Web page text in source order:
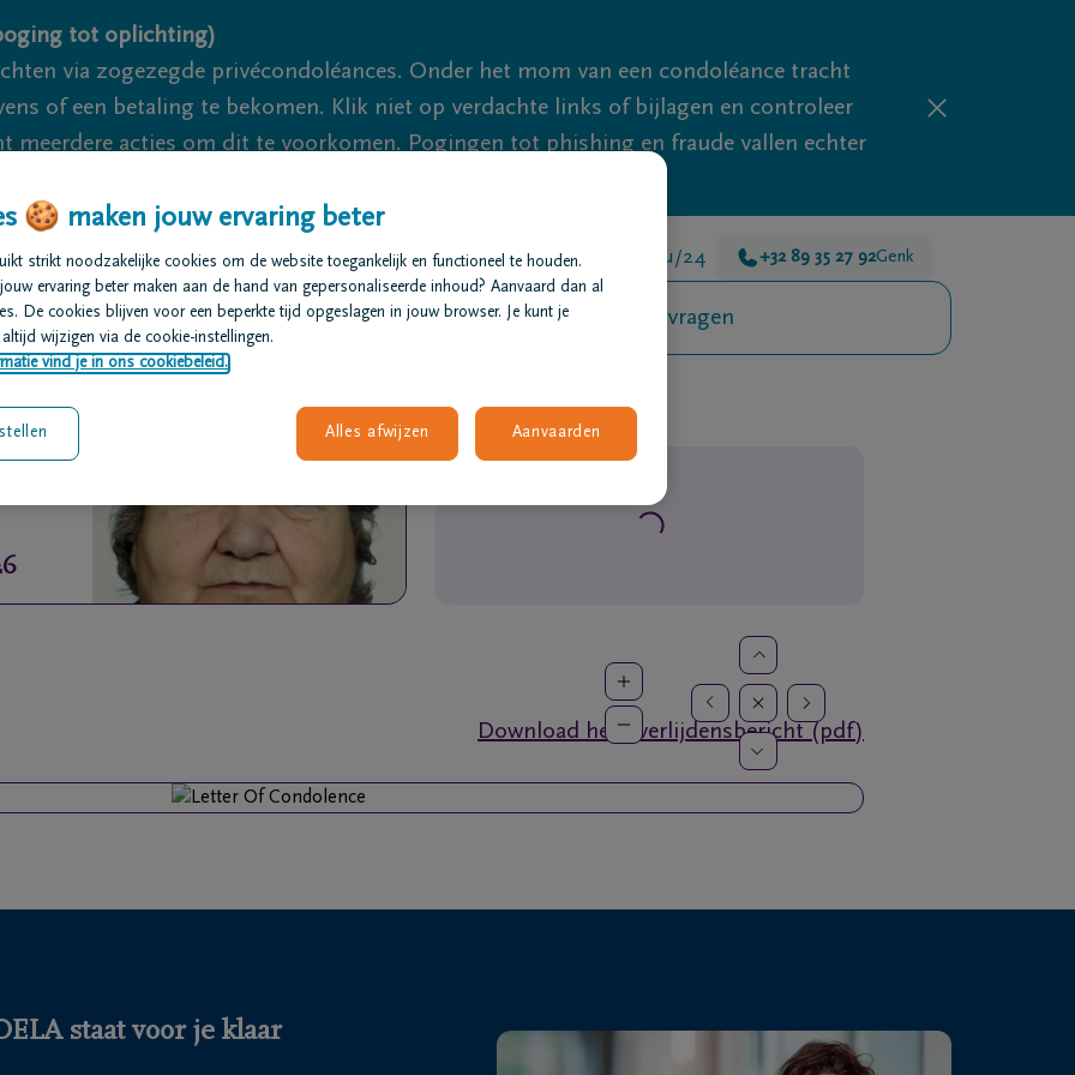
tot oplichting)
via zogezegde privécondoléances. Onder het mom van een condoléance tracht
of een betaling te bekomen. Klik niet op verdachte links of bijlagen en controleer
meerdere acties om dit te voorkomen. Pogingen tot phishing en fraude vallen echter
We zijn er voor je 24u/24 +32 89 35 27 92Genk
regelen Overlijdensberichten Ons uitvaartcentrum Veelgestelde vragen
Download het overlijdensbericht (pdf)
staat voor je klaar
🍪 maken jouw ervaring beter
strikt noodzakelijke cookies om de website toegankelijk en functioneel te houden.
ervaring beter maken aan de hand van gepersonaliseerde inhoud? Aanvaard dan al
De cookies blijven voor een beperkte tijd opgeslagen in jouw browser. Je kunt je
wijzigen via de cookie-instellingen.
vind je in ons cookiebeleid.
Alles afwijzen Aanvaarden